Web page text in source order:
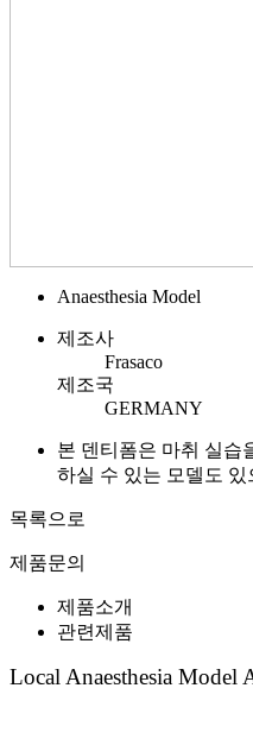
Anaesthesia Model
제조사
Frasaco
제조국
GERMANY
본 덴티폼은 마취 실습
하실 수 있는 모델도
목록으로
제품문의
제품소개
관련제품
Local Anaesthesia Model